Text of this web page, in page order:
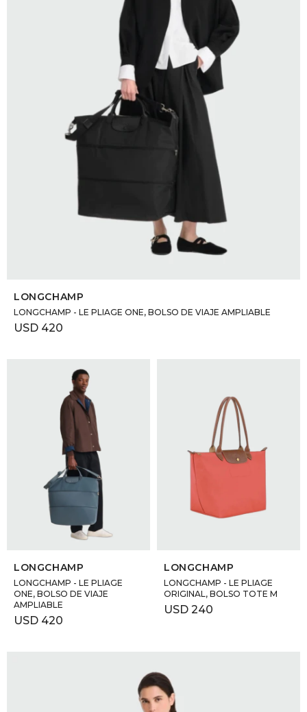
LONGCHAMP
LONGCHAMP - LE PLIAGE ONE, BOLSO DE VIAJE AMPLIABLE
USD 420
SELECCIONAR TALLE
LONGCHAMP
LONGCHAMP - LE PLIAGE
ONE, BOLSO DE VIAJE
AMPLIABLE
USD 420
LONGCHAMP
LONGCHAMP - LE PLIAGE
ORIGINAL, BOLSO TOTE M
USD 240